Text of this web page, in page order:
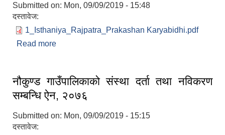
Submitted on: Mon, 09/09/2019 - 15:48
दस्तावेज:
1_Isthaniya_Rajpatra_Prakashan Karyabidhi.pdf
Read more
नौकुण्ड गाउँपालिकाको संस्था दर्ता तथा नविकरण
सम्बन्धि ऐन, २०७६
Submitted on: Mon, 09/09/2019 - 15:15
दस्तावेज: